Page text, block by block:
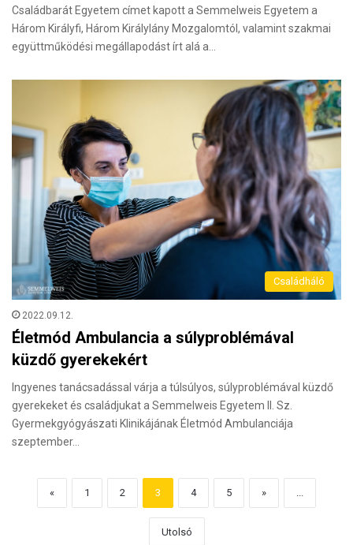
Családbarát Egyetem címet kapott a Semmelweis Egyetem a
Három Királyfi, Három Királylány Mozgalomtól, valamint szakmai
együttműködési megállapodást írt alá a…
Családháló
2022.09.12.
Életmód Ambulancia a súlyproblémával
küzdő gyerekekért
Ingyenes tanácsadással várja a túlsúlyos, súlyproblémával küzdő
gyerekeket és családjukat a Semmelweis Egyetem II. Sz.
Gyermekgyógyászati Klinikájának Életmód Ambulanciája
szeptember…
« 1 2 3 4 5 »
Utolsó